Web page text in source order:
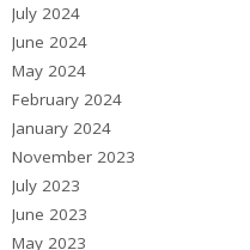
July 2024
June 2024
May 2024
February 2024
January 2024
November 2023
July 2023
June 2023
May 2023